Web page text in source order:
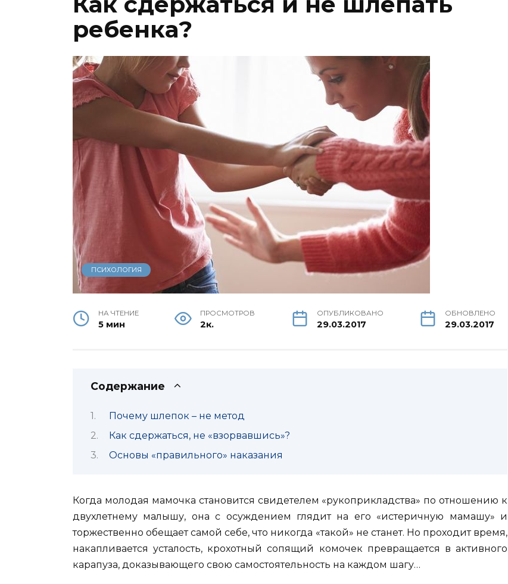
ребенка?
ПСИХОЛОГИЯ
НА ЧТЕНИЕ
5 мин
ПРОСМОТРОВ
2к.
ОПУБЛИКОВАНО
29.03.2017
ОБНОВЛЕНО
29.03.2017
Содержание
Почему шлепок – не метод
Как сдержаться, не «взорвавшись»?
Основы «правильного» наказания
Когда молодая мамочка становится свидетелем «рукоприкладства» по отношению к
двухлетнему малышу, она с осуждением глядит на его «истеричную мамашу» и
торжественно обещает самой себе, что никогда «такой» не станет. Но проходит время,
накапливается усталость, крохотный сопящий комочек превращается в активного
карапуза, доказывающего свою самостоятельность на каждом шагу…